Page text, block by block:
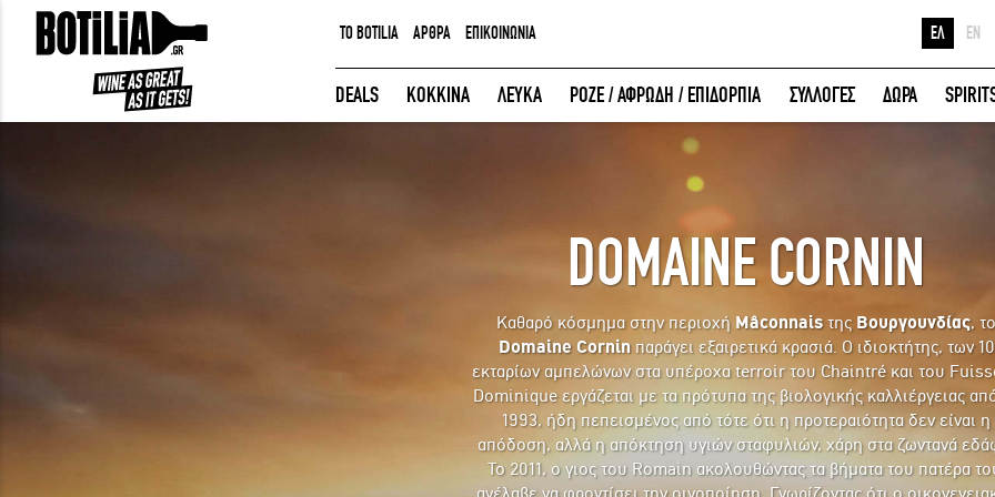
ΕΙΣΟΔΟΣ ΜΕΛΩΝ
ΕΙΣΟΔΟΣ ΜΕ FACEBOOK
TO BOTILIA ΑΡΘΡΑ ΕΠΙΚΟΙΝΩΝΙΑ ΕΛ EN
DEALS ΚΟΚΚΙΝΑ ΛΕΥΚΑ ΡΟΖΕ / ΑΦΡΩΔΗ / ΕΠΙΔΟΡΠΙΑ ΣΥΛΛΟΓΕΣ ΔΩΡΑ
DOMAINE CORNIN
Καθαρό κόσμημα στην περιοχή MâconnaisτηςΒουργουνδίας, το
Domaine Corninπαράγει εξαιρετικά κρασιά. Ο ιδιοκτήτης, των 10
εκταρίων αμπελώνων στα υπέροχα terroir του Chaintré και του
Dominique εργάζεται με τα πρότυπα της βιολογικής καλλιέργειας
1993, ήδη πεπεισμένος από τότε ότι η προτεραιότητα δεν είναι η
απόδοση, αλλά η απόκτηση υγιών σταφυλιών, χάρη στα ζωντανά
Το 2011, ο γιος του Romain ακολουθώντας τα βήματα του πατέρα
ανέλαβε να φροντίσει την οινοποίηση. Γνωρίζοντας ότι ο